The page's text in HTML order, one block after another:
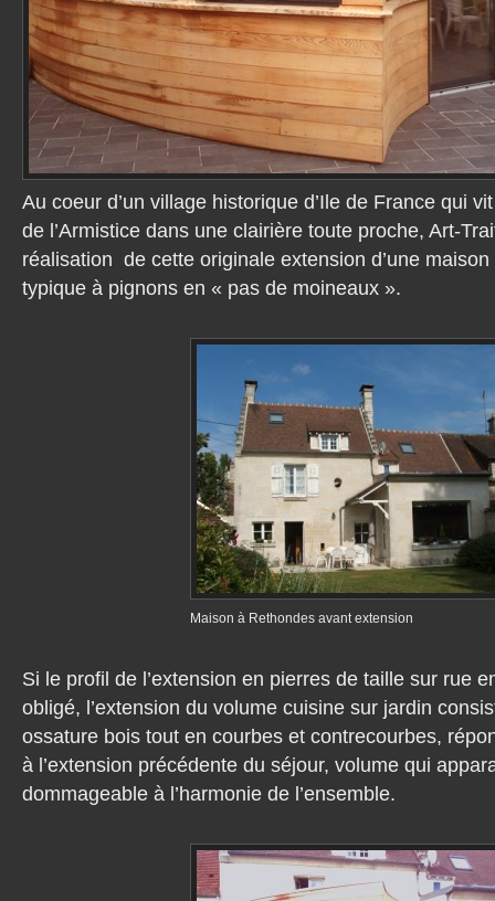
Au coeur d’un village historique d’Ile de France qui
de l’Armistice dans une clairière toute proche, Art-
réalisation de cette originale extension d’une
typique à pignons en « pas de moineaux ».
Maison à Rethondes avant extension
Si le profil de l’extension en pierres de taille sur rue
obligé, l’extension du volume cuisine sur jardin
ossature bois tout en courbes et contrecourbes,
à l’extension précédente du séjour, volume qui
dommageable à l’harmonie de l’ensemble.